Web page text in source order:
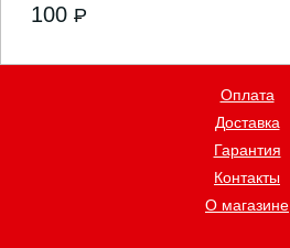
100 P
Оплата
Доставка
Гарантия
Контакты
О магазине